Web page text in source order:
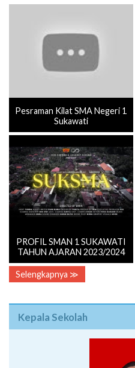
Pesraman Kilat SMA Negeri 1
Sukawati
PROFIL SMAN 1 SUKAWATI
TAHUN AJARAN 2023/2024
Selengkapnya ≫
Kepala Sekolah